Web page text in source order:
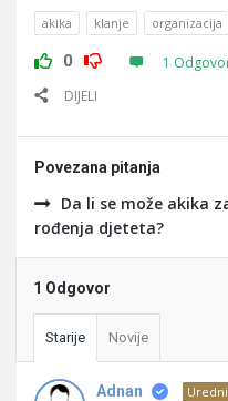
akika klanje organizacija
0 1
DIJELI
Povezana pitanja
Da li se može akika
rođenja djeteta?
1 Odgovor
Starije Novije
Adnan